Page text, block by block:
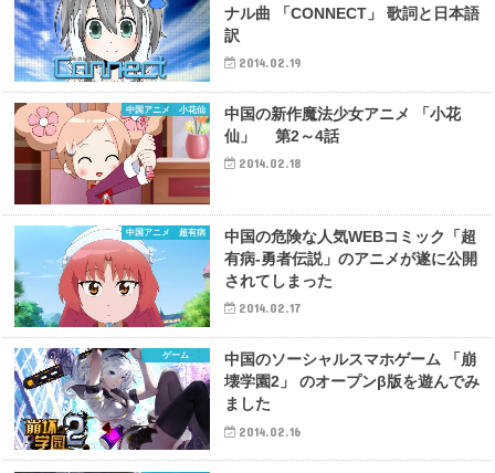
ナル曲 「CONNECT」 歌詞と日本語
訳
2014.02.19
中国アニメ 小花仙
中国の新作魔法少女アニメ 「小花
仙」 第2～4話
2014.02.18
中国アニメ 超有病
中国の危険な人気WEBコミック「超
有病-勇者伝説」のアニメが遂に公開
されてしまった
2014.02.17
ゲーム
中国のソーシャルスマホゲーム 「崩
壊学園2」 のオープンβ版を遊んでみ
ました
2014.02.16